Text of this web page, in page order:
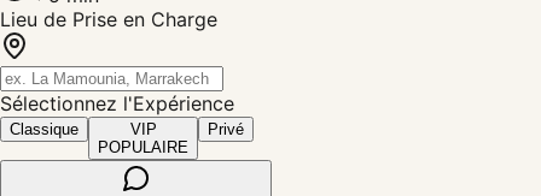
Lieu de Prise en Charge
Sélectionnez l'Expérience
Classique
VIP
POPULAIRE
Privé